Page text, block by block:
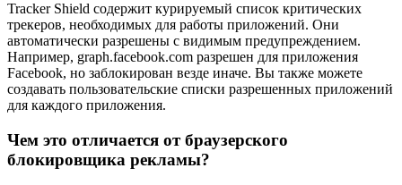
Tracker Shield содержит курируемый список критических
трекеров, необходимых для работы приложений. Они
автоматически разрешены с видимым предупреждением.
Например, graph.facebook.com разрешен для приложения
Facebook, но заблокирован везде иначе. Вы также можете
создавать пользовательские списки разрешенных приложений
для каждого приложения.
Чем это отличается от браузерского
блокировщика рекламы?